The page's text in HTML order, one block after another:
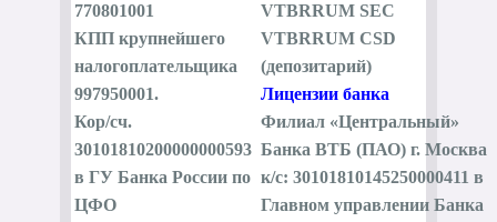
770801001
КПП крупнейшего
налогоплательщика
997950001.
Кор/сч.
30101810200000000593
в ГУ Банка России по
ЦФО
VTBRRUM SEC
VTBRRUM CSD
(депозитарий)
Лицензии банка
Филиал «Центральный»
Банка ВТБ (ПАО) г. Москва
к/с: 30101810145250000411 в
Главном управлении Банка